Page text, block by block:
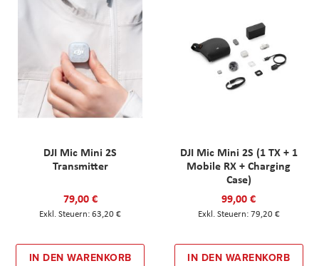
DJI Mic Mini 2S
Transmitter
79,00 €
63,20 €
IN DEN WARENKORB
DJI Mic Mini 2S (1 TX + 1
Mobile RX + Charging
Case)
99,00 €
79,20 €
IN DEN WARENKORB